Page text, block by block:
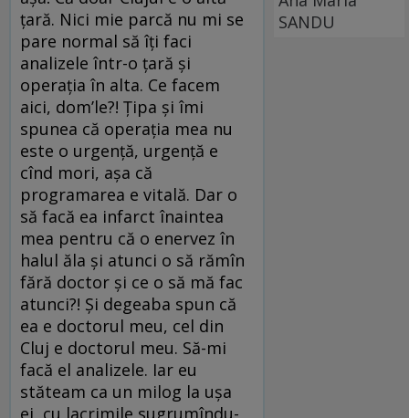
țară. Nici mie parcă nu mi se
pare normal să îți faci
analizele într-o țară și
operația în alta. Ce facem
aici, dom’le?! Țipa și îmi
spunea că operația mea nu
este o urgență, urgență e
cînd mori, așa că
programarea e vitală. Dar o
să facă ea infarct înaintea
mea pentru că o enervez în
halul ăla și atunci o să rămîn
fără doctor și ce o să mă fac
atunci?! Și degeaba spun că
ea e doctorul meu, cel din
Cluj e doctorul meu. Să-mi
facă el analizele. Iar eu
stăteam ca un milog la ușa
ei, cu lacrimile sugrumîndu-
SANDU